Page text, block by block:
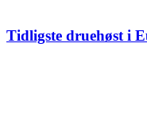
Tidligste druehøst i